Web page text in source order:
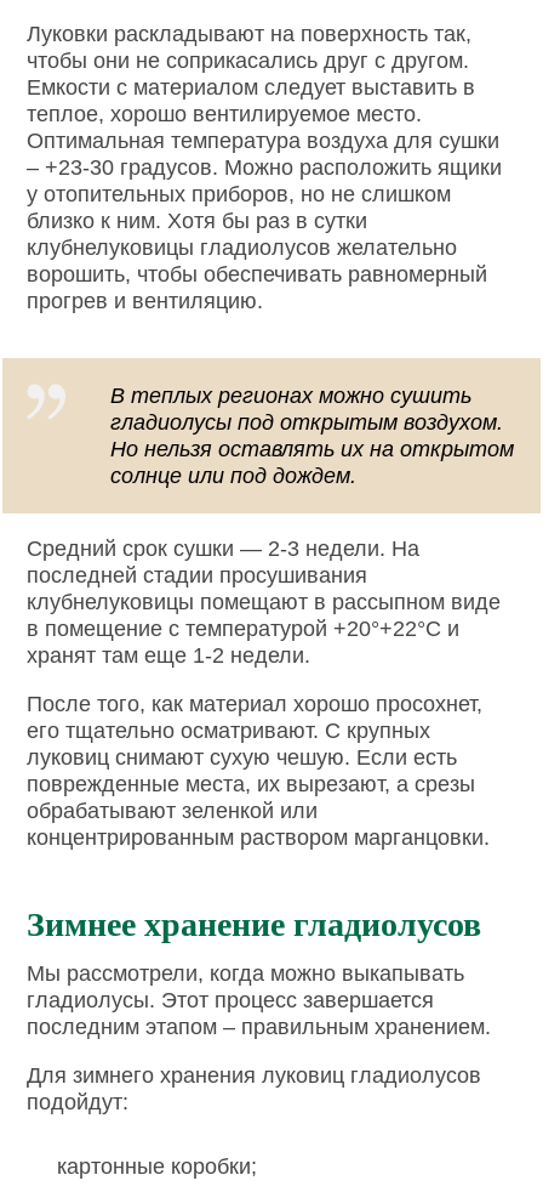
Луковки раскладывают на поверхность так,
чтобы они не соприкасались друг с другом.
Емкости с материалом следует выставить в
теплое, хорошо вентилируемое место.
Оптимальная температура воздуха для сушки
– +23-30 градусов. Можно расположить ящики
у отопительных приборов, но не слишком
близко к ним. Хотя бы раз в сутки
клубнелуковицы гладиолусов желательно
ворошить, чтобы обеспечивать равномерный
прогрев и вентиляцию.
В теплых регионах можно сушить
гладиолусы под открытым воздухом.
Но нельзя оставлять их на открытом
солнце или под дождем.
Средний срок сушки — 2-3 недели. На
последней стадии просушивания
клубнелуковицы помещают в рассыпном виде
в помещение с температурой +20°+22°С и
хранят там еще 1-2 недели.
После того, как материал хорошо просохнет,
его тщательно осматривают. С крупных
луковиц снимают сухую чешую. Если есть
поврежденные места, их вырезают, а срезы
обрабатывают зеленкой или
концентрированным раствором марганцовки.
Зимнее хранение гладиолусов
Мы рассмотрели, когда можно выкапывать
гладиолусы. Этот процесс завершается
последним этапом – правильным хранением.
Для зимнего хранения луковиц гладиолусов
подойдут:
картонные коробки;